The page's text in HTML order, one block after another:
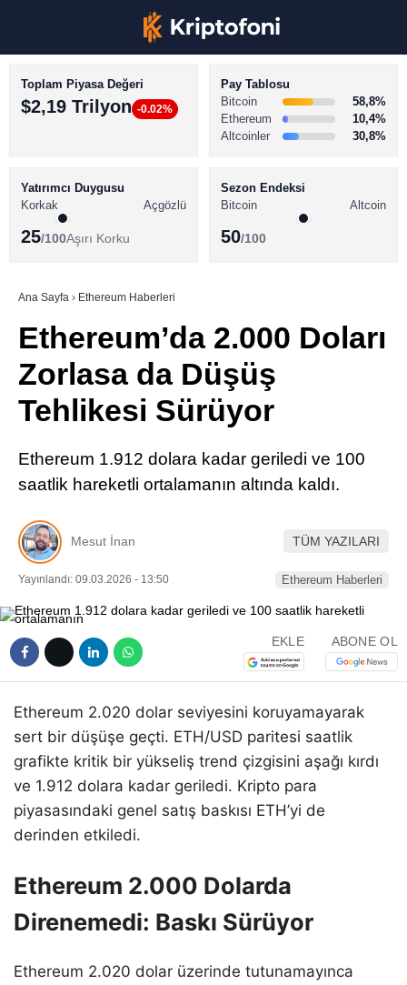
Youtube
TikTok
LinkedIn
Telegram
BİTCOİN HABERLERİ
ALTCOİN HABERLERİ
SÖZLÜK
Toplam Piyasa Değeri
$2,19 Trilyon -0.02%
Pay Tablosu
Bitcoin
58,8%
Ethereum
10,4%
Altcoinler
30,8%
Yatırımcı Duygusu
Korkak
Açgözlü
25/100Aşırı Korku
Sezon Endeksi
Bitcoin
Altcoin
50/100
Ana Sayfa › Ethereum Haberleri
Ethereum’da 2.000 Doları
Zorlasa da Düşüş
Tehlikesi Sürüyor
Ethereum 1.912 dolara kadar geriledi ve 100
saatlik hareketli ortalamanın altında kaldı.
Mesut İnan TÜM YAZILARI
Yayınlandı: 09.03.2026 - 13:50 Ethereum Haberleri
EKLE ABONE OL
Ethereum 2.020 dolar seviyesini koruyamayarak
sert bir düşüşe geçti. ETH/USD paritesi saatlik
grafikte kritik bir yükseliş trend çizgisini aşağı kırdı
ve 1.912 dolara kadar geriledi. Kripto para
piyasasındaki genel satış baskısı ETH’yi de
derinden etkiledi.
Ethereum 2.000 Dolarda
Direnemedi: Baskı Sürüyor
Ethereum 2.020 dolar üzerinde tutunamayınca